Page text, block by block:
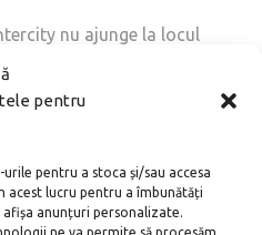
pentru
pentru a stoca și/sau accesa
acest lucru pentru a îmbunătăți
anunțuri personalizate.
nu ajunge la locul
Palma (sp. Estació
autobuzul sau trenul
oprește autobuzul
de plecare a
la gară poate fi văzută pe